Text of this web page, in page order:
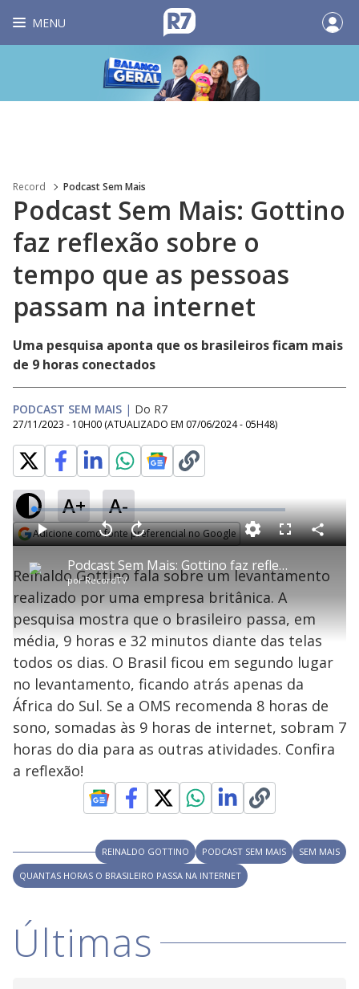
MENU
Record Podcast Sem Mais
Podcast Sem Mais: Gottino
faz reflexão sobre o
tempo que as pessoas
passam na internet
Uma pesquisa aponta que os brasileiros ficam mais
de 9 horas conectados
PODCAST SEM MAIS | Do R7
27/11/2023 - 10H00 (ATUALIZADO EM 07/06/2024 - 05H48)
A+ A-
Adicione como fonte preferencial no Google
P
l
a
y
V
i
d
e
o
Podcast Sem Mais: Gottino faz reflexão sobre o tempo que as pessoas passam na internet
porRecordTV
P V
t
a
r
0
e
g
n
d
A
n
ç
a
1
s
e
u
n
d
o
s
M
u
L
o
a
d
e
:
2
.
0
0
%
F
l
s
c
e
C
o
a
r
Reinaldo Gottino fala sobre um levantamento
realizado por uma empresa britânica. A
pesquisa mostra que o brasileiro passa, em
média, 9 horas e 32 minutos diante das telas
todos os dias. O Brasil ficou em segundo lugar
no levantamento, ficando atrás apenas da
África do Sul. Se a OMS recomenda 8 horas de
sono, somadas às 9 horas de internet, sobram 7
horas do dia para as outras atividades. Confira
a reflexão!
REINALDO GOTTINO PODCAST SEM MAIS
SEM MAIS
QUANTAS HORAS O BRASILEIRO PASSA NA INTERNET
Últimas